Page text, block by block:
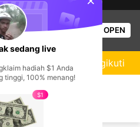
siaran langsung!
2.4k Penonton OPEN
Mengikuti
sedang live
hadiah $1 Anda
tinggi, 100% menang!
$1